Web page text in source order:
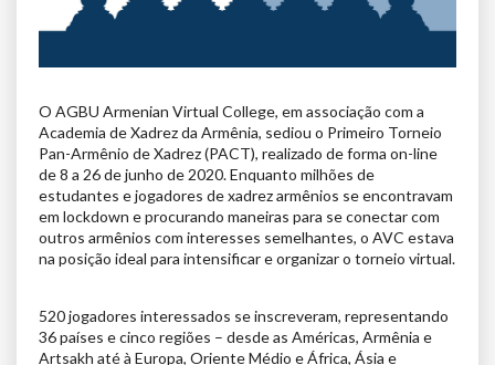
O AGBU Armenian Virtual College, em associação com a
Academia de Xadrez da Armênia, sediou o Primeiro Torneio
Pan-Armênio de Xadrez (PACT), realizado de forma on-line
de 8 a 26 de junho de 2020. Enquanto milhões de
estudantes e jogadores de xadrez armênios se encontravam
em lockdown e procurando maneiras para se conectar com
outros armênios com interesses semelhantes, o AVC estava
na posição ideal para intensificar e organizar o torneio virtual.
520 jogadores interessados se inscreveram, representando
36 países e cinco regiões – desde as Américas, Armênia e
Artsakh até à Europa, Oriente Médio e África, Ásia e